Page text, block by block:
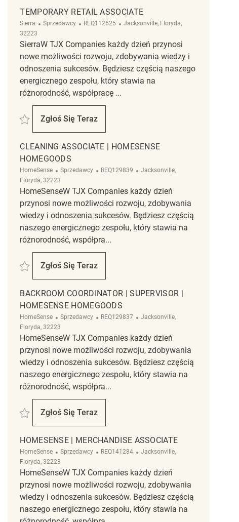
TEMPORARY RETAIL ASSOCIATE
Sierra Kategoria
Sprzedawcy ReqId
REQ112625 Lokalizacja
Jacksonville, Floryda,
32223
SierraW TJX Companies każdy dzień przynosi
nowe możliwości rozwoju, zdobywania wiedzy i
odnoszenia sukcesów. Będziesz częścią naszego
energicznego zespołu, który stawia na
różnorodność, współpracę ...
Zapisać Temporary Retail Associate REQ112625
Zgłoś Się Teraz
Temporary Retail Associate
CLEANING ASSOCIATE | HOMESENSE
HOMEGOODS
HomeSense Kategoria
Sprzedawcy ReqId
REQ129839 Lokalizacja
Jacksonville,
Floryda, 32223
HomeSenseW TJX Companies każdy dzień
przynosi nowe możliwości rozwoju, zdobywania
wiedzy i odnoszenia sukcesów. Będziesz częścią
naszego energicznego zespołu, który stawia na
różnorodność, współpra...
Zapisać Cleaning Associate | Homesense HomeGoods REQ129839
Zgłoś Się Teraz
Cleaning Associate | Homesense HomeGoods
BACKROOM COORDINATOR | SUPERVISOR |
HOMESENSE HOMEGOODS
HomeSense Kategoria
Sprzedawcy ReqId
REQ129837 Lokalizacja
Jacksonville,
Floryda, 32223
HomeSenseW TJX Companies każdy dzień
przynosi nowe możliwości rozwoju, zdobywania
wiedzy i odnoszenia sukcesów. Będziesz częścią
naszego energicznego zespołu, który stawia na
różnorodność, współpra...
Zapisać Backroom Coordinator | Supervisor | Homesense HomeGoods
Zgłoś Się Teraz
Backroom Coordinator | Supervisor |
HOMESENSE | MERCHANDISE ASSOCIATE
HomeSense Kategoria
Sprzedawcy ReqId
REQ141284 Lokalizacja
Jacksonville,
Floryda, 32223
HomeSenseW TJX Companies każdy dzień
przynosi nowe możliwości rozwoju, zdobywania
wiedzy i odnoszenia sukcesów. Będziesz częścią
naszego energicznego zespołu, który stawia na